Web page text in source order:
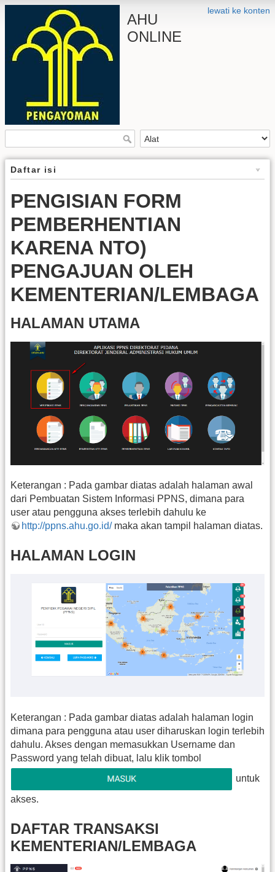
lewati ke konten
AHU
ONLINE
Daftar isi
PENGISIAN FORM
PEMBERHENTIAN
KARENA NTO)
PENGAJUAN OLEH
KEMENTERIAN/LEMBAGA
HALAMAN UTAMA
Keterangan : Pada gambar diatas adalah halaman awal
dari Pembuatan Sistem Informasi PPNS, dimana para
user atau pengguna akses terlebih dahulu ke
http://ppns.ahu.go.id/maka akan tampil halaman diatas.
HALAMAN LOGIN
Keterangan : Pada gambar diatas adalah halaman login
dimana para pengguna atau user diharuskan login terlebih
dahulu. Akses dengan memasukkan Username dan
Password yang telah dibuat, lalu klik tombol
untuk
akses.
DAFTAR TRANSAKSI
KEMENTERIAN/LEMBAGA